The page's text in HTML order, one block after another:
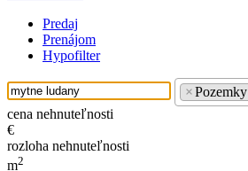
Predaj
Prenájom
Hypofilter
×Pozemky
cena nehnuteľnosti
€
rozloha nehnuteľnosti
m2